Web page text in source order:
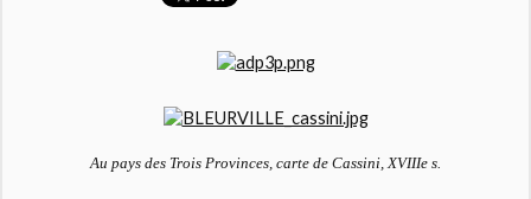
Au pays des Trois Provinces, carte de Cassini, XVIIIe s.